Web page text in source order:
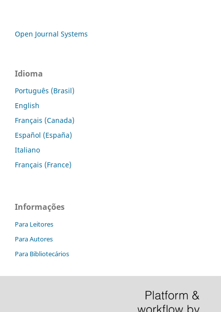
Open Journal Systems
Idioma
Português (Brasil)
English
Français (Canada)
Español (España)
Italiano
Français (France)
Informações
Para Leitores
Para Autores
Para Bibliotecários